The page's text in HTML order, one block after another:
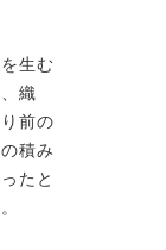
生む
織
前の
積み
たと